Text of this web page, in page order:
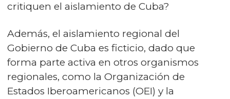
critiquen el aislamiento de Cuba?
Además, el aislamiento regional del
Gobierno de Cuba es ficticio, dado que
forma parte activa en otros organismos
regionales, como la Organización de
Estados Iberoamericanos (OEI) y la